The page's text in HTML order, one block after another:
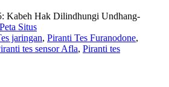
Kabeh Hak Dilindhungi Undhang-
Peta Situs
jaringan, Piranti Tes Furanodone,
tes sensor Afla, Piranti tes